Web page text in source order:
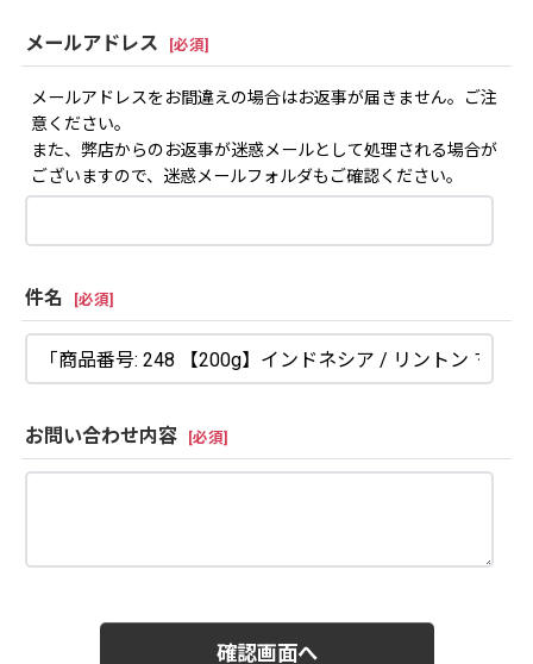
メールアドレス [必須]
メールアドレスをお間違えの場合はお返事が届きません。ご注
意ください。
また、弊店からのお返事が迷惑メールとして処理される場合が
ございますので、迷惑メールフォルダもご確認ください。
件名 [必須]
お問い合わせ内容 [必須]
確認画面へ